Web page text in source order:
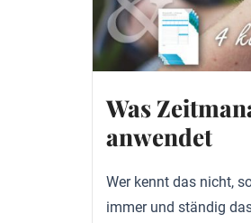
Was
anwendet
Wer kennt das nicht,
immer und ständig